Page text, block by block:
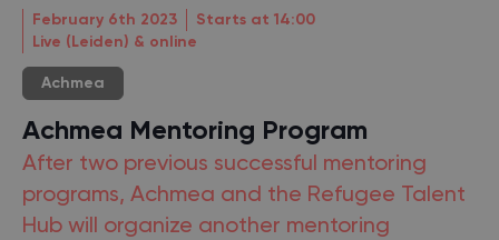
February 6th 2023
Starts at 14:00
Live (Leiden) & online
Achmea
Achmea Mentoring Program
After two previous successful mentoring
programs, Achmea and the Refugee Talent
Hub will organize another mentoring